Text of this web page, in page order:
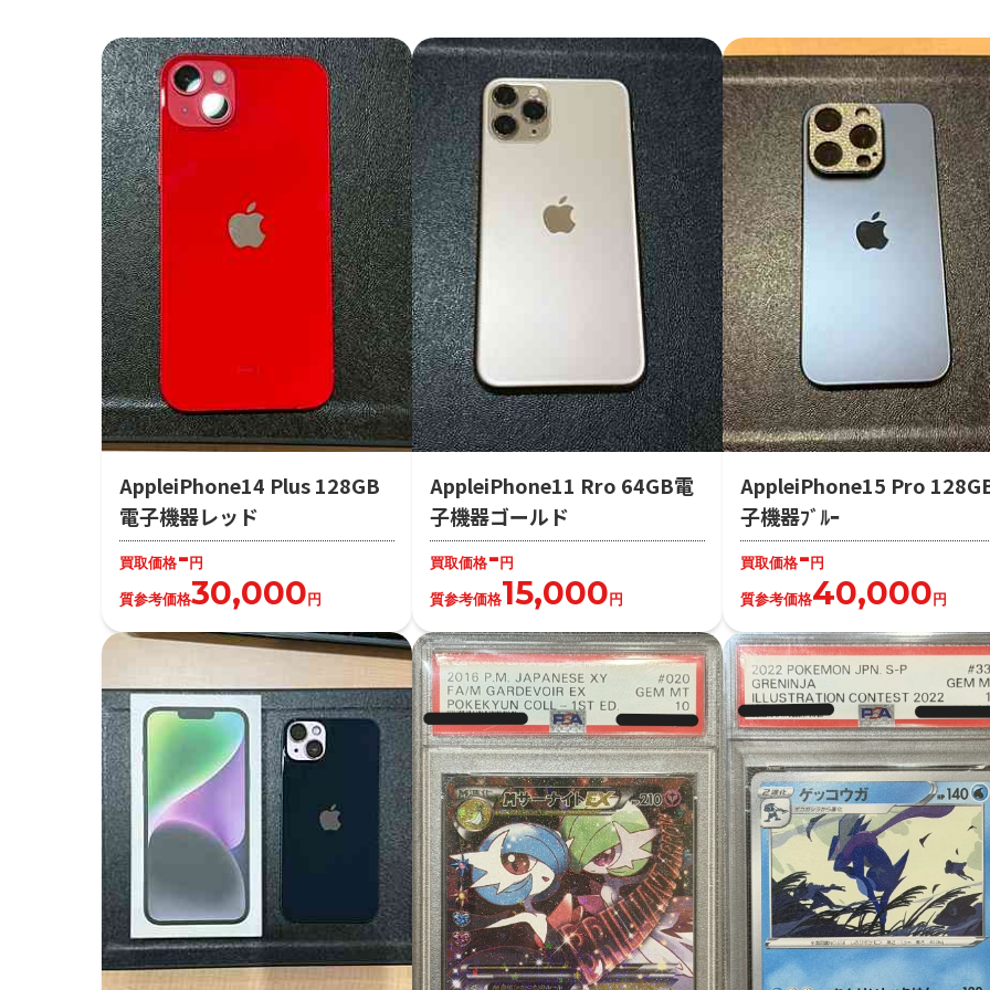
AppleiPhone14 Plus 128GB
電子機器レッド
買取価格-円
質参考価格30,000円
AppleiPhone11 Rro 64GB電
子機器ゴールド
買取価格-円
質参考価格15,000円
AppleiPhone15 Pro
子機器ﾌﾞﾙｰ
買取価格-円
質参考価格40,000円